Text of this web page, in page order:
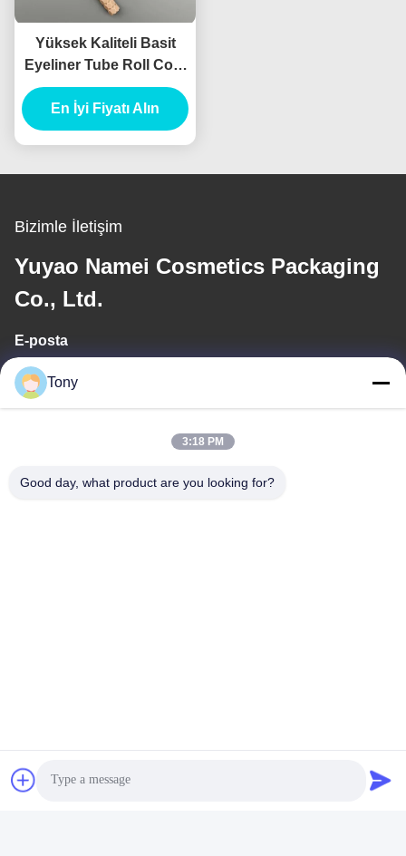
Yüksek Kaliteli Basit
Eyeliner Tube Roll Core
Eyeliner Konteyner
Kozmetik Ambalaj
En İyi Fiyatı Alın
Bizimle İletişim
Yuyao Namei Cosmetics Packaging
Co., Ltd.
E-posta
tony@chinacosmeticpackaging.com
Adresimiz
Gizlilik Politikası
Tony
3:18 PM
Good day, what product are you looking for?